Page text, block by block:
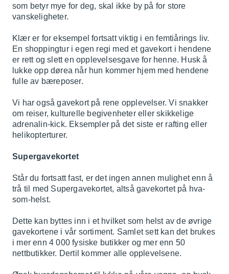
som betyr mye for deg, skal ikke by på for store
vanskeligheter.
Klær er for eksempel fortsatt viktig i en femtiårings liv.
En shoppingtur i egen regi med et gavekort i hendene
er rett og slett en opplevelsesgave for henne. Husk å
lukke opp dørea når hun kommer hjem med hendene
fulle av bæreposer.
Vi har også gavekort på rene opplevelser. Vi snakker
om reiser, kulturelle begivenheter eller skikkelige
adrenalin-kick. Eksempler på det siste er rafting eller
helikopterturer.
Supergavekortet
Står du fortsatt fast, er det ingen annen mulighet enn å
trå til med Supergavekortet, altså gavekortet på hva-
som-helst.
Dette kan byttes inn i et hvilket som helst av de øvrige
gavekortene i vår sortiment. Samlet sett kan det brukes
i mer enn 4 000 fysiske butikker og mer enn 50
nettbutikker. Dertil kommer alle opplevelsene.